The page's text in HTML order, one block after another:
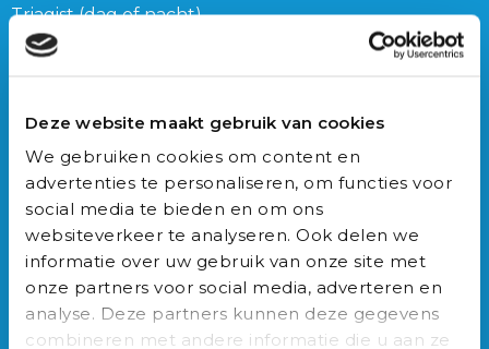
Deze website maakt gebruik van cookies
We gebruiken cookies om content en
advertenties te personaliseren, om functies voor
social media te bieden en om ons
websiteverkeer te analyseren. Ook delen we
informatie over uw gebruik van onze site met
onze partners voor social media, adverteren en
analyse. Deze partners kunnen deze gegevens
combineren met andere informatie die u aan ze
Triagist (dag of nacht)
Triage teamleider
Geneeskunde
Biomedische wetenschappen
Auxilio Academie
Opleidingen